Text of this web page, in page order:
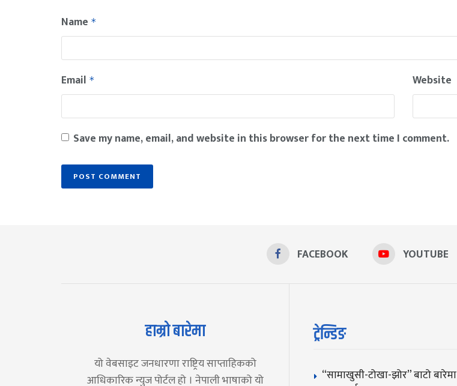
Name *
Email * Website
Save my name, email, and website in this browser for the next time I comment.
FACEBOOK YOUTUBE
हाम्रो बारेमा
यो वेबसाइट जनधारणा राष्ट्रिय साप्ताहिकको
आधिकारिक न्युज पोर्टल हो । नेपाली भाषाको यो
ट्रेन्डिङ
“सामाखुसी-टोखा-झोर” बाटो बारेमा